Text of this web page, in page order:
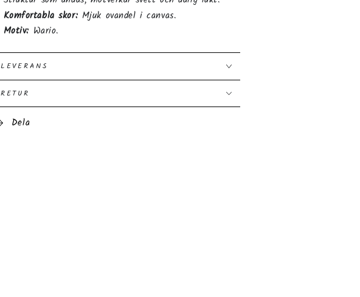
Komfortabla skor: Mjuk ovandel i canvas.
Motiv: Wario.
LEVERANS
RETUR
Dela